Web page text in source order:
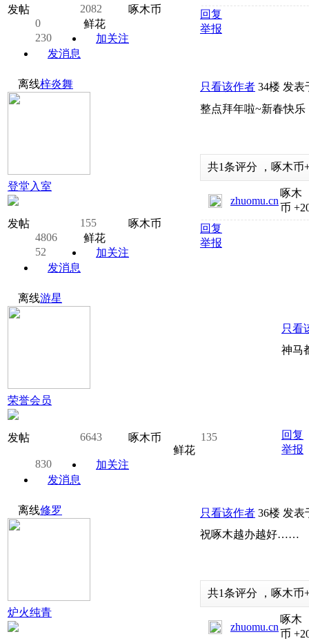
发帖 2082
啄木币
0
鲜花
230
加关注
发消息
回复
举报
离线梓炎舞
登堂入室
发帖 155
啄木币
4806
鲜花
52
加关注
发消息
只看该作者 34楼 发表
整点拜年啦~新春快乐
共1条评分 ， 啄木币
zhuomu.cn
啄木
币
回复
举报
离线游星
荣誉会员
发帖 6643 啄木币
135
鲜花
830
加关注
发消息
只看
神马
回复
举报
离线修罗
炉火纯青
只看该作者 36楼 发表
祝啄木越办越好……
共1条评分 ， 啄木币
zhuomu.cn
啄木
币